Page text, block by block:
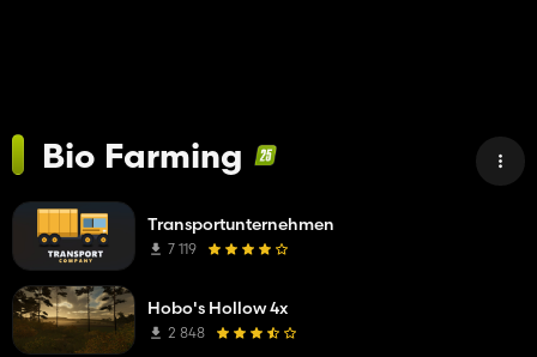
Bio Farming
Transportunternehmen
7 119
Hobo's Hollow 4x
2 848